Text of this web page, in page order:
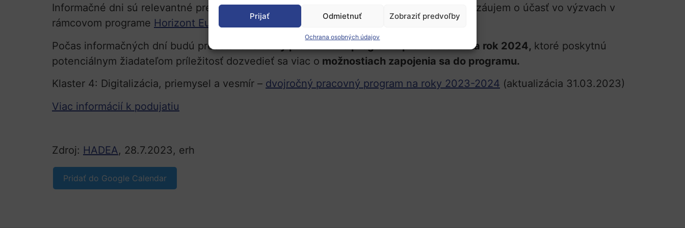
Prijať Odmietnuť Zobraziť predvoľby
Ochrana osobných údajov
Informačné dni sú relevantné pre výskumné inštitúcie, univerzity či podniky, ktoré majú záujem o účasť vo výzvach v
rámcovom programe Horizont Európa
v rámci klastra 4: Digitalizácia, priemysel a vesmír.
Počas informačných dní budú predstavené
témy pracovného programu pre klaster 4 na rok 2024, ktoré poskytnú
potenciálnym žiadateľom príležitosť dozvedieť sa viac o možnostiach zapojenia sa do programu.
Klaster 4: Digitalizácia, priemysel a vesmír – dvojročný pracovný program na roky 2023-2024 (aktualizácia 31.03.2023)
Viac informácií k podujatiu
Zdroj: HADEA, 28.7.2023, erh
Pridať do Google Calendar